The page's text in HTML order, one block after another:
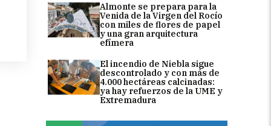
Almonte se prepara para la
Venida de la Virgen del Rocío
con miles de flores de papel
y una gran arquitectura
efímera
El incendio de Niebla sigue
descontrolado y con más de
4.000 hectáreas calcinadas:
ya hay refuerzos de la UME y
Extremadura